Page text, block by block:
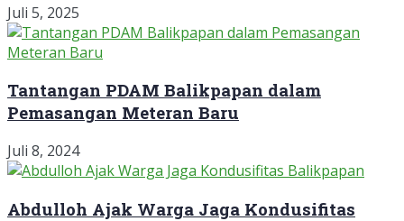
Juli 5, 2025
Tantangan PDAM Balikpapan dalam
Pemasangan Meteran Baru
Juli 8, 2024
Abdulloh Ajak Warga Jaga Kondusifitas